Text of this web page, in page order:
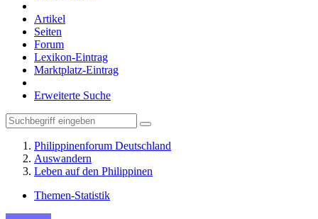
Artikel
Seiten
Forum
Lexikon-Eintrag
Marktplatz-Eintrag
Erweiterte Suche
Philippinenforum Deutschland
Auswandern
Leben auf den Philippinen
Themen-Statistik